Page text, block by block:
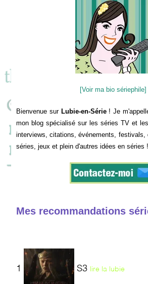
[Voir ma bio sériephile]
Bienvenue sur Lubie-en-Série! Je
mon blog spécialisé sur les séries TV et
interviews, citations, événements, festivals,
séries, jeux et plein d'autres idées en séries !
Mes recommandations
1 S3 lire la lubie